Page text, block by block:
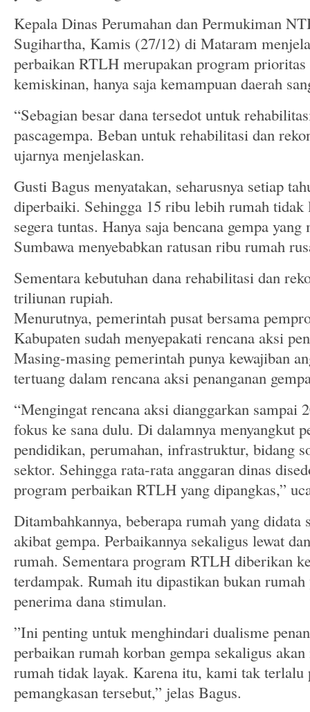
Kepala Dinas Perumahan dan Permukiman
Sugihartha, Kamis (27/12) di Mataram
perbaikan RTLH merupakan program prioritas
kemiskinan, hanya saja kemampuan daerah
“Sebagian besar dana tersedot untuk
pascagempa. Beban untuk rehabilitasi dan
ujarnya menjelaskan.
Gusti Bagus menyatakan, seharusnya setiap
diperbaiki. Sehingga 15 ribu lebih rumah
segera tuntas. Hanya saja bencana gempa
Sumbawa menyebabkan ratusan ribu rumah
Sementara kebutuhan dana rehabilitasi dan
triliunan rupiah.
Menurutnya, pemerintah pusat bersama
Kabupaten sudah menyepakati rencana aksi
Masing-masing pemerintah punya kewajiban
tertuang dalam rencana aksi penanganan
“Mengingat rencana aksi dianggarkan sampai
fokus ke sana dulu. Di dalamnya menyangkut
pendidikan, perumahan, infrastruktur, bidang
sektor. Sehingga rata-rata anggaran dinas
program perbaikan RTLH yang dipangkas,”
Ditambahkannya, beberapa rumah yang didata
akibat gempa. Perbaikannya sekaligus lewat
rumah. Sementara program RTLH diberikan
terdampak. Rumah itu dipastikan bukan rumah
penerima dana stimulan.
”Ini penting untuk menghindari dualisme
perbaikan rumah korban gempa sekaligus
rumah tidak layak. Karena itu, kami tak terlalu
pemangkasan tersebut,” jelas Bagus.